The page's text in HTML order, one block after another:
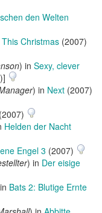
den Welten
This Christmas (2007)
) in Sexy, clever
) in Next (2007)
(2007)
Helden der Nacht
Engel 3 (2007)
) in Der eisige
Bats 2: Blutige Ernte